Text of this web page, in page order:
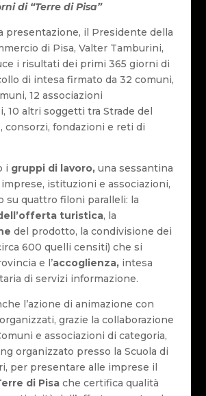
di “Terre di Pisa”
presentazione, il Presidente della
di Pisa, Valter Tamburini,
i risultati dei primi 365 giorni di
di intesa firmato da 32 comuni,
12 associazioni
10 altri soggetti tra Strade del
consorzi, fondazioni e reti di
i gruppi di lavoro,una sessantina
istituzioni e associazioni,
su quattro filoni paralleli: la
turistica, la
del prodotto, la condivisione dei
600 quelli censiti) che si
e l’accoglienza, intesa
di servizi informazione.
l’azione di animazione con
grazie la collaborazione
e associazioni di categoria,
organizzato presso la Scuola di
per presentare alle imprese il
di Pisache certifica qualità